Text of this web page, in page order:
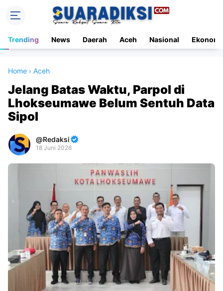
Trending News Daerah Aceh Nasional Ekonomi
Home › Aceh
Jelang Batas Waktu, Parpol di
Lhokseumawe Belum Sentuh Data
Sipol
Redaksi
18 Juni 2026
Premium
Shroff
Templates